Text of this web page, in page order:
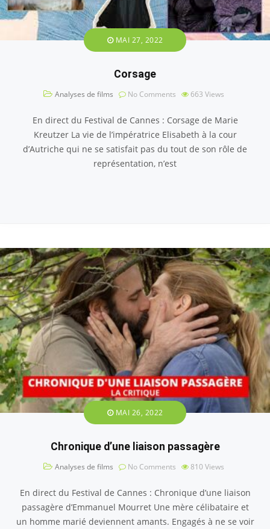
MAI 27, 2022
Corsage
Analyses de films No Comments 663 Views
En direct du Festival de Cannes : Corsage de Marie
Kreutzer La vie de l’impératrice Elisabeth à la cour
d’Autriche qui ne se satisfait pas du tout de son rôle de
représentation, n’est
MAI 26, 2022
Chronique d’une liaison passagère
Analyses de films No Comments 810 Views
En direct du Festival de Cannes : Chronique d’une liaison
passagère d’Emmanuel Mourret Une mère célibataire et
un homme marié deviennent amants. Engagés à ne se voir